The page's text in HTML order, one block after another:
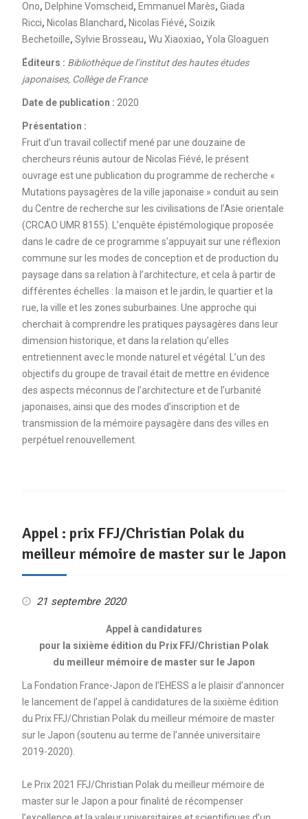
Ono, Delphine Vomscheid, Emmanuel Marès, Giada
Ricci, Nicolas Blanchard, Nicolas Fiévé, Soizik
Bechetoille, Sylvie Brosseau, Wu Xiaoxiao, Yola Gloaguen
Éditeurs : Bibliothèque de l’institut des hautes études
japonaises, Collège de France
Date de publication : 2020
Présentation :
Fruit d’un travail collectif mené par une douzaine de
chercheurs réunis autour de Nicolas Fiévé, le présent
ouvrage est une publication du programme de recherche «
Mutations paysagères de la ville japonaise » conduit au sein
du Centre de recherche sur les civilisations de l’Asie orientale
(CRCAO UMR 8155). L’enquête épistémologique proposée
dans le cadre de ce programme s’appuyait sur une réflexion
commune sur les modes de conception et de production du
paysage dans sa relation à l’architecture, et cela à partir de
différentes échelles : la maison et le jardin, le quartier et la
rue, la ville et les zones suburbaines. Une approche qui
cherchait à comprendre les pratiques paysagères dans leur
dimension historique, et dans la relation qu’elles
entretiennent avec le monde naturel et végétal. L’un des
objectifs du groupe de travail était de mettre en évidence
des aspects méconnus de l’architecture et de l’urbanité
japonaises, ainsi que des modes d’inscription et de
transmission de la mémoire paysagère dans des villes en
perpétuel renouvellement.
Appel : prix FFJ/Christian Polak du
meilleur mémoire de master sur le Japon
21 septembre 2020
Appel à candidatures
pour la sixième édition du Prix FFJ/Christian Polak
du meilleur mémoire de master sur le Japon
La Fondation France-Japon de l’EHESS a le plaisir d’annoncer
le lancement de l’appel à candidatures de la sixième édition
du Prix FFJ/Christian Polak du meilleur mémoire de master
sur le Japon (soutenu au terme de l’année universitaire
2019-2020).
Le Prix 2021 FFJ/Christian Polak du meilleur mémoire de
master sur le Japon a pour finalité de récompenser